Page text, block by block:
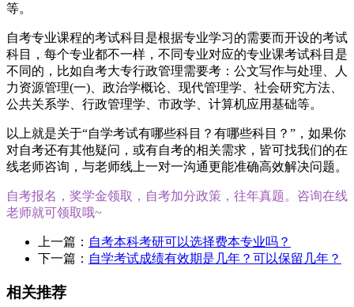
等。
自考专业课程的考试科目是根据专业学习的需要而开设的考试
科目，每个专业都不一样，不同专业对应的专业课考试科目是
不同的，比如自考大专行政管理需要考：公文写作与处理、人
力资源管理(一)、政治学概论、现代管理学、社会研究方法、
公共关系学、行政管理学、市政学、计算机应用基础等。
以上就是关于“自学考试有哪些科目？有哪些科目？”，如果你
对自考还有其他疑问，或有自考的相关需求，皆可找我们的在
线老师咨询，与老师线上一对一沟通更能准确高效解决问题。
自考报名，奖学金领取，自考加分政策，往年真题。咨询在线
老师就可领取哦~
上一篇： 自考本科考研可以选择费本专业吗？
下一篇： 自学考试成绩有效期是几年？可以保留几年？
相关推荐